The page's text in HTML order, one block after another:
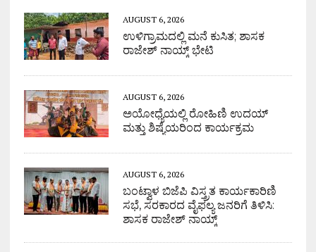
AUGUST 6, 2026
ಉಳಿಗ್ರಾಮದಲ್ಲಿ ಮನೆ ಕುಸಿತ; ಶಾಸಕ
ರಾಜೇಶ್ ನಾಯ್ಕ್ ಭೇಟಿ
AUGUST 6, 2026
ಅಯೋಧ್ಯೆಯಲ್ಲಿ ರೋಹಿಣಿ ಉದಯ್
ಮತ್ತು ಶಿಷ್ಯೆಯರಿಂದ ಕಾರ್ಯಕ್ರಮ
AUGUST 6, 2026
ಬಂಟ್ವಾಳ ಬಿಜೆಪಿ ವಿಸ್ತ್ರತ ಕಾರ್ಯಕಾರಿಣಿ
ಸಭೆ, ಸರಕಾರದ ವೈಫಲ್ಯ ಜನರಿಗೆ ತಿಳಿಸಿ:
ಶಾಸಕ ರಾಜೇಶ್ ನಾಯ್ಕ್